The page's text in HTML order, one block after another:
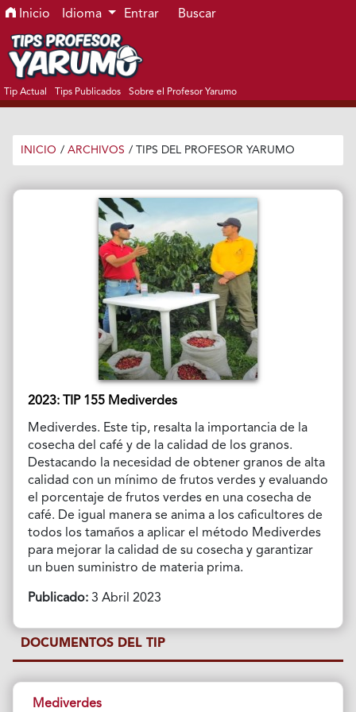
Ir al menú de navegación principal
Ir al contenido principal
Ir al pie de página del sitio
Inicio Idioma Entrar Buscar
Tip Actual Tips Publicados Sobre el Profesor Yarumo
INICIO / ARCHIVOS / TIPS DEL PROFESOR YARUMO
2023: TIP 155 Mediverdes
Mediverdes. Este tip, resalta la importancia de la
cosecha del café y de la calidad de los granos.
Destacando la necesidad de obtener granos de alta
calidad con un mínimo de frutos verdes y evaluando
el porcentaje de frutos verdes en una cosecha de
café. De igual manera se anima a los caficultores de
todos los tamaños a aplicar el método Mediverdes
para mejorar la calidad de su cosecha y garantizar
un buen suministro de materia prima.
Publicado:3 Abril 2023
DOCUMENTOS DEL TIP
Mediverdes